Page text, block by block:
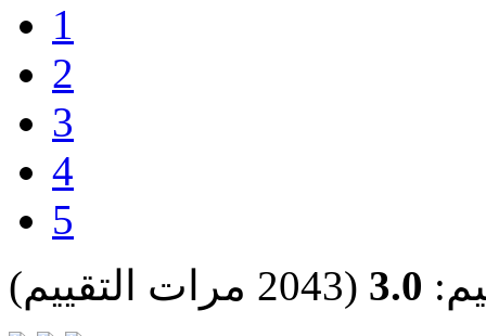
1
2
3
4
5
3.0 (2043 مرات التقييم)